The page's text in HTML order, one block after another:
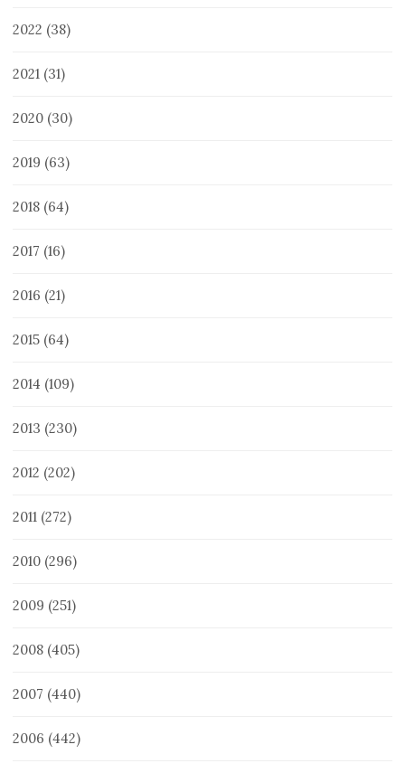
2022 (38)
2021 (31)
2020 (30)
2019 (63)
2018 (64)
2017 (16)
2016 (21)
2015 (64)
2014 (109)
2013 (230)
2012 (202)
2011 (272)
2010 (296)
2009 (251)
2008 (405)
2007 (440)
2006 (442)